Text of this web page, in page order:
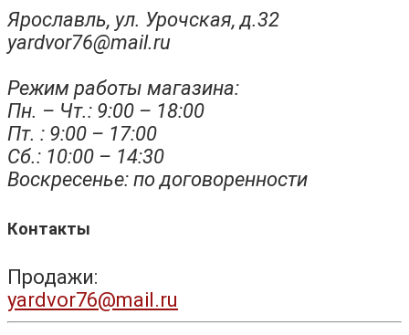
Ярославль, ул. Урочская, д.32
yardvor76@mail.ru
Режим работы магазина:
Пн. – Чт.: 9:00 – 18:00
Пт. : 9:00 – 17:00
Сб.: 10:00 – 14:30
Воскресенье: по договоренности
Контакты
Продажи:
yardvor76@mail.ru